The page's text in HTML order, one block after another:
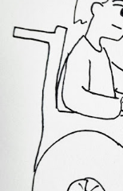
모든 절차를 대신 처리
산, 부동산, 세금, 연금
합니다. - 상속포기 또
군구청 - 예금 인출, 보
있는 건 '신청까지', 처
것] 구분 조회 가능 조
세금 국세, 지방세 - 자
상 채무, 구독 [함께보